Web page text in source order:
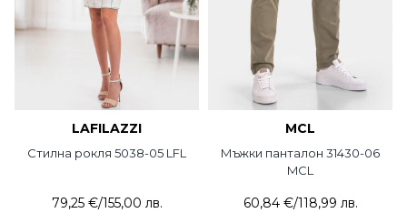
LAFILAZZI
Стилна рокля 5038-05 LFL
79,25 €/155,00 лв.
MCL
Мъжки панталон 31430-06
MCL
60,84 €/118,99 лв.